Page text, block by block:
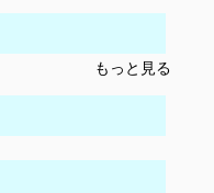
もっと見る